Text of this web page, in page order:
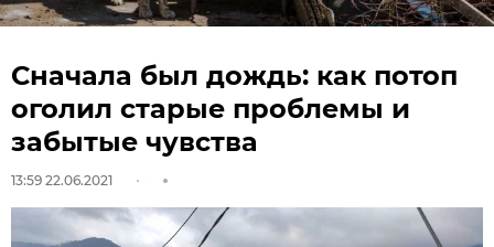
Сначала был дождь: как потоп
оголил старые проблемы и
забытые чувства
13:59 22.06.2021